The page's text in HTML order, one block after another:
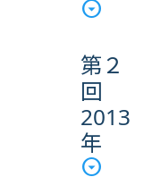
第２
回
2013
年